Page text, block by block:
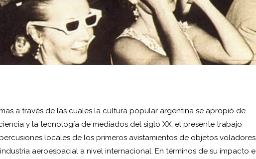
a través de las cuales la cultura popular argentina se apropió de
y la tecnología de mediados del siglo XX, el presente trabajo
locales de los primeros avistamientos de objetos voladores
aeroespacial a nivel internacional. En términos de su impacto e